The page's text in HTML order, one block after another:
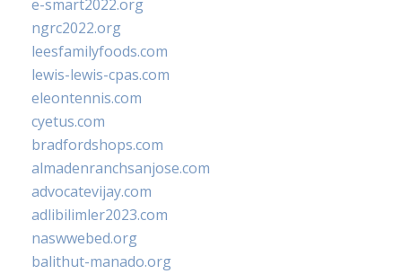
e-smart2022.org
ngrc2022.org
leesfamilyfoods.com
lewis-lewis-cpas.com
eleontennis.com
cyetus.com
bradfordshops.com
almadenranchsanjose.com
advocatevijay.com
adlibilimler2023.com
naswwebed.org
balithut-manado.org